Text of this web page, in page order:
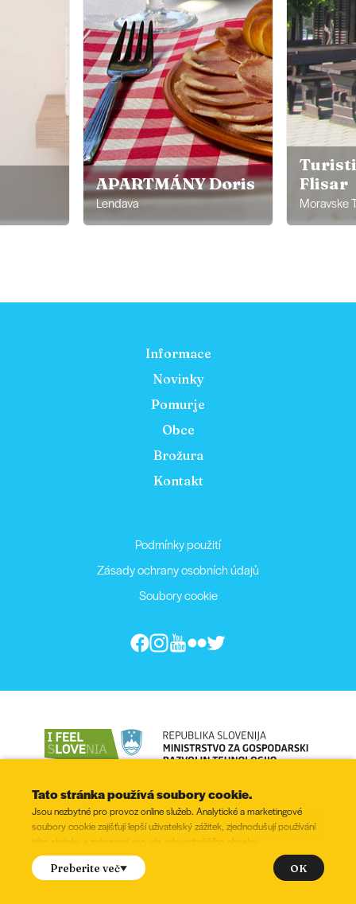
APARTMÁNY Doris
Turistická
Flisar
Moravske Toplice
Informace
Novinky
Pomurje
Obce
Brožura
Kontakt
Podmínky použití
Zásady ochrany osobních údajů
Soubory cookie
© 2022 - 2026, Všechny práva vyhrazena
Tato stránka používá soubory cookie.
Jsou nezbytné pro provoz online služeb. Analytické a marketingové
soubory cookie zajišťují lepší uživatelský zážitek, zjednodušují používání
této stránky a zobrazení pro vás relevantnějšího obsahu.
uhlasíte s nastavením následujících souborů cookie?
Zaškrtněte
Preberite več OK